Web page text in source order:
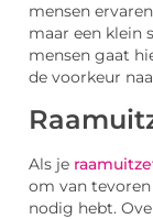
mensen
maar een klein
mensen gaat
de voorkeur
Als je
om van
nodig hebt.